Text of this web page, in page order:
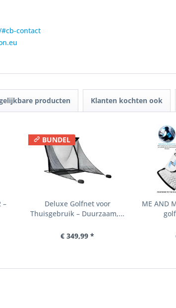
contact
producten Klanten kochten ook
–
BUNDEL
Deluxe Golfnet voor
Thuisgebruik – Duurzaam,...
€ 349,99 *
ME AND